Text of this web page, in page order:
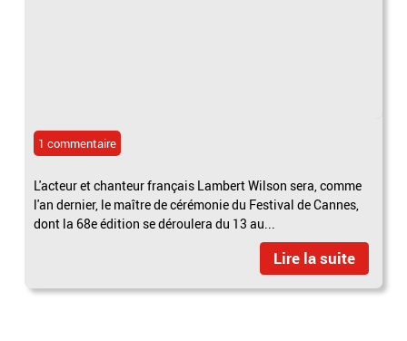
1 commentaire
L'acteur et chanteur français Lambert Wilson sera, comme
l'an dernier, le maître de cérémonie du Festival de Cannes,
dont la 68e édition se déroulera du 13 au...
Lire la suite